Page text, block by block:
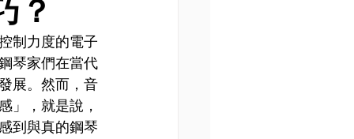
？
制力度的電子
琴家們在當代
展。然而，音
」，就是說，
到與真的鋼琴